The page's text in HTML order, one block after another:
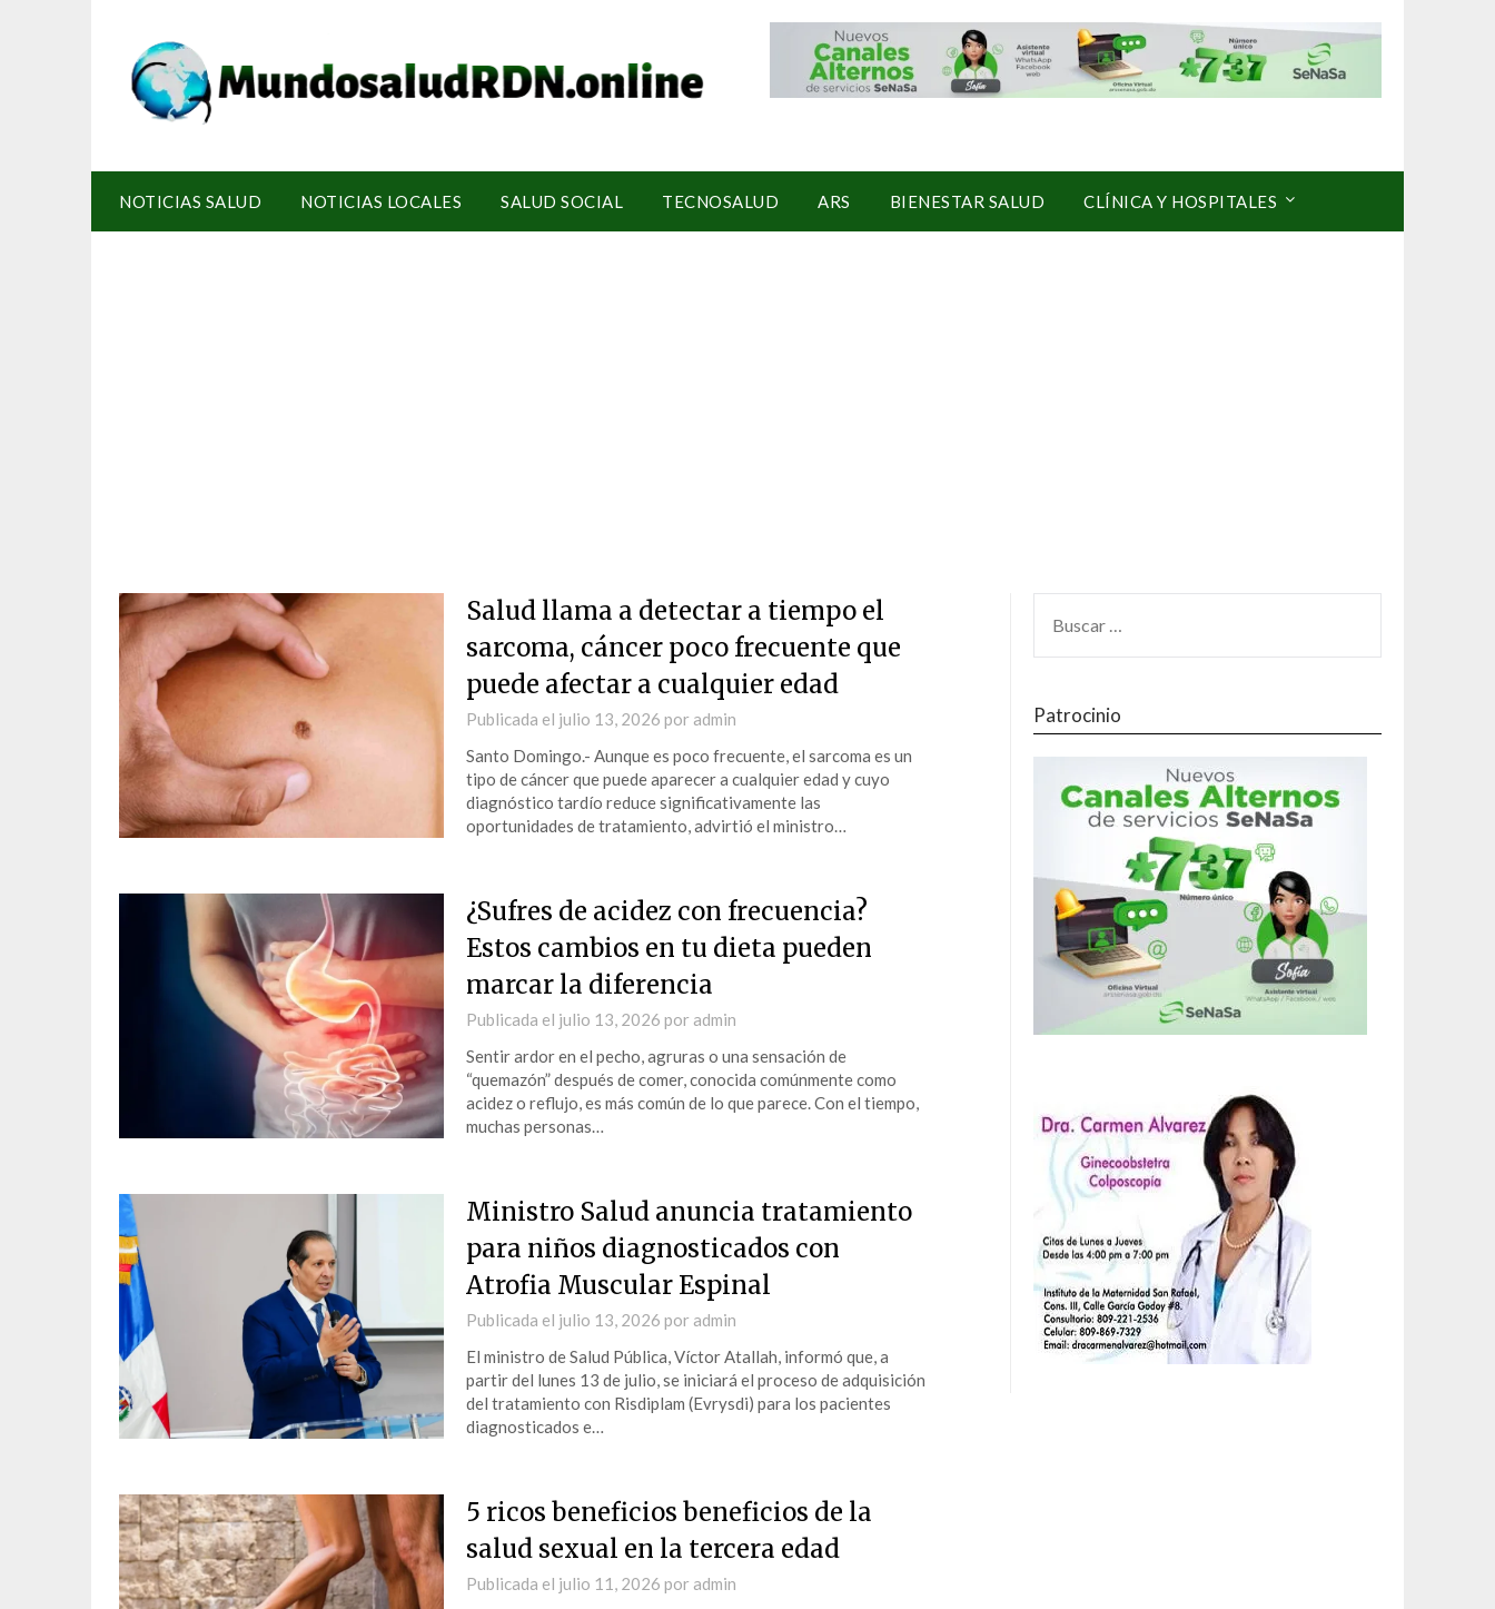
NOTICIAS SALUD NOTICIAS LOCALES SALUD SOCIAL TECNOSALUD ARS BIENESTAR SALUD CLÍNICA Y HOSPITALES
Salud llama a detectar a tiempo el
sarcoma, cáncer poco frecuente que
puede afectar a cualquier edad
Publicada el julio 13, 2026 por admin
Santo Domingo.- Aunque es poco frecuente, el sarcoma es un
tipo de cáncer que puede aparecer a cualquier edad y cuyo
diagnóstico tardío reduce significativamente las
oportunidades de tratamiento, advirtió el ministro…
¿Sufres de acidez con frecuencia?
Estos cambios en tu dieta pueden
marcar la diferencia
Publicada el julio 13, 2026 por admin
Sentir ardor en el pecho, agruras o una sensación de
“quemazón” después de comer, conocida comúnmente como
acidez o reflujo, es más común de lo que parece. Con el tiempo,
muchas personas…
Ministro Salud anuncia tratamiento
para niños diagnosticados con
Atrofia Muscular Espinal
Publicada el julio 13, 2026 por admin
El ministro de Salud Pública, Víctor Atallah, informó que, a
partir del lunes 13 de julio, se iniciará el proceso de adquisición
del tratamiento con Risdiplam (Evrysdi) para los pacientes
diagnosticados e…
5 ricos beneficios beneficios de la
salud sexual en la tercera edad
Publicada el julio 11, 2026 por admin
Patrocinio